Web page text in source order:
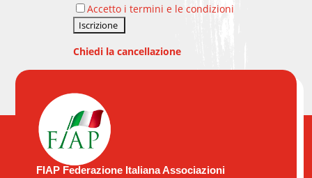
Accetto i termini e le condizioni
Chiedi la cancellazione
FIAP Federazione Italiana Associazioni